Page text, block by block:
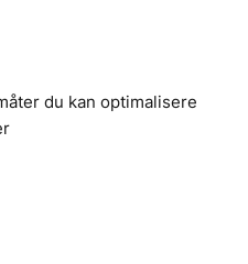
du kan optimalisere